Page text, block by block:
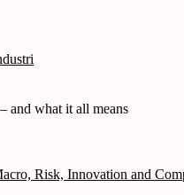
and what it all means
Risk, Innovation and